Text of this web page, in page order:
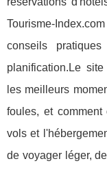
Tourisme-
conseils
planification.Le
les meilleurs
foules, et
vols et
de voyager léger,